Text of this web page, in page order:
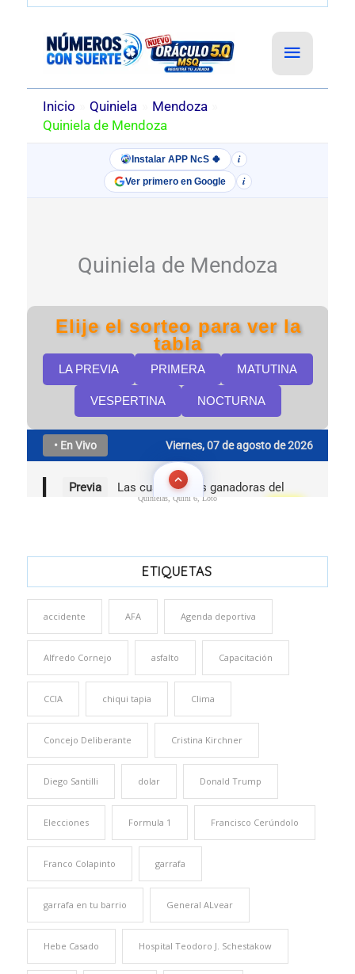
Quinielas, Quini 6, Loto
ETIQUETAS
accidente AFA Agenda deportiva
Alfredo Cornejo asfalto Capacitación
CCIA chiqui tapia Clima
Concejo Deliberante Cristina Kirchner
Diego Santilli dolar Donald Trump
Elecciones Formula 1 Francisco Cerúndolo
Franco Colapinto garrafa
garrafa en tu barrio General ALvear
Hebe Casado Hospital Teodoro J. Schestakow